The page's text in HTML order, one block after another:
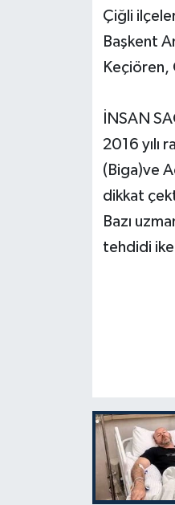
Çiğli
Başkent
Keçiören,
İNSAN
2016 yılı
(Biga)ve
dikkat
Bazı
tehdidi